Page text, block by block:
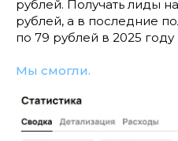
рублей. Получать лиды
рублей, а в последние
по 79 рублей в 2025 году
Мы смогли.